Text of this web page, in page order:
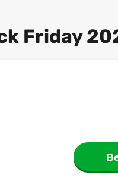
Friday